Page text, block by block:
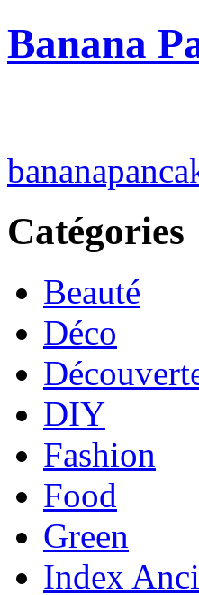
Banana
Catégories
Beauté
Déco
DIY
Fashion
Food
Green
Index